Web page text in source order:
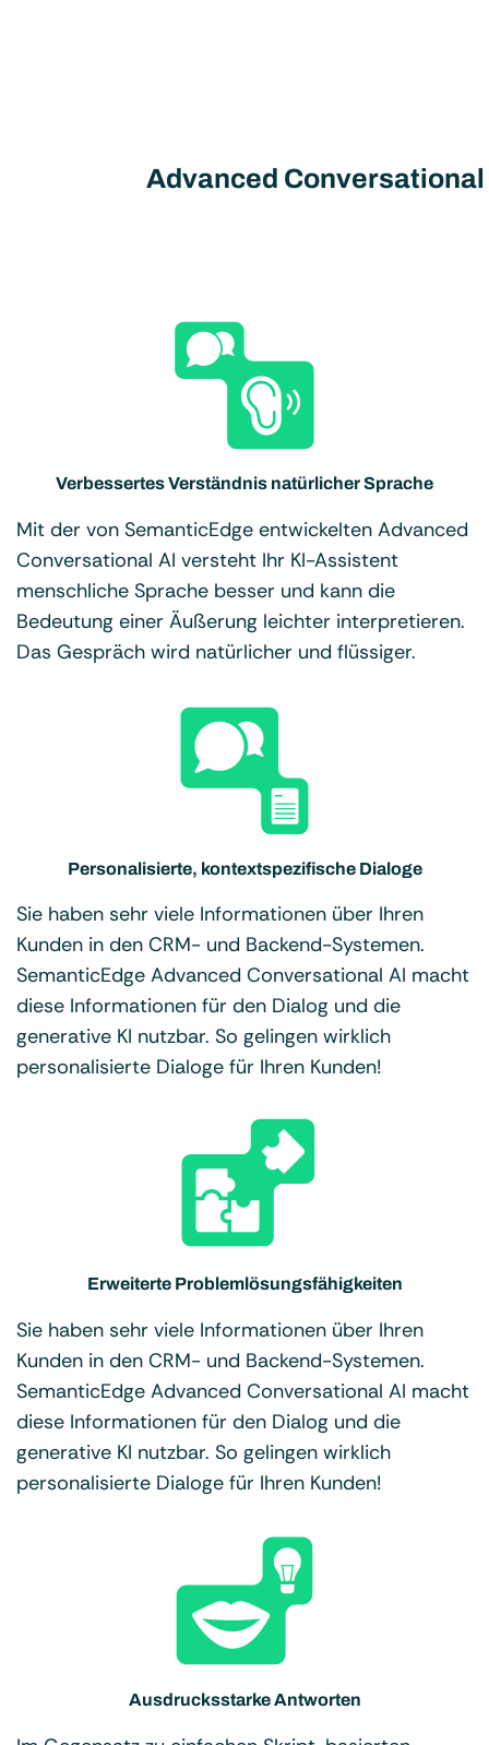
Advanced Conversational
Verbessertes Verständnis natürlicher Sprache
Mit der von SemanticEdge entwickelten Advanced
Conversational AI versteht Ihr KI-Assistent
menschliche Sprache besser und kann die
Bedeutung einer Äußerung leichter interpretieren.
Das Gespräch wird natürlicher und flüssiger.
Personalisierte, kontextspezifische Dialoge
Sie haben sehr viele Informationen über Ihren
Kunden in den CRM- und Backend-Systemen.
SemanticEdge Advanced Conversational AI macht
diese Informationen für den Dialog und die
generative KI nutzbar. So gelingen wirklich
personalisierte Dialoge für Ihren Kunden!
Erweiterte Problemlösungsfähigkeiten
Sie haben sehr viele Informationen über Ihren
Kunden in den CRM- und Backend-Systemen.
SemanticEdge Advanced Conversational AI macht
diese Informationen für den Dialog und die
generative KI nutzbar. So gelingen wirklich
personalisierte Dialoge für Ihren Kunden!
Ausdrucksstarke Antworten